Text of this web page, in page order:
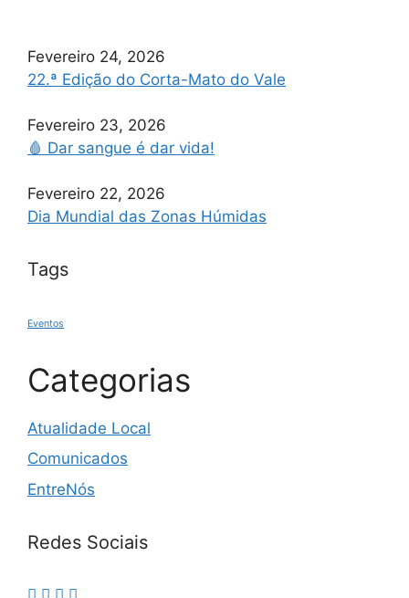
Fevereiro 24, 2026
22.ª Edição do Corta-Mato do Vale
Fevereiro 23, 2026
🩸 Dar sangue é dar vida!
Fevereiro 22, 2026
Dia Mundial das Zonas Húmidas
Tags
Eventos
Categorias
Atualidade Local
Comunicados
EntreNós
Redes Sociais